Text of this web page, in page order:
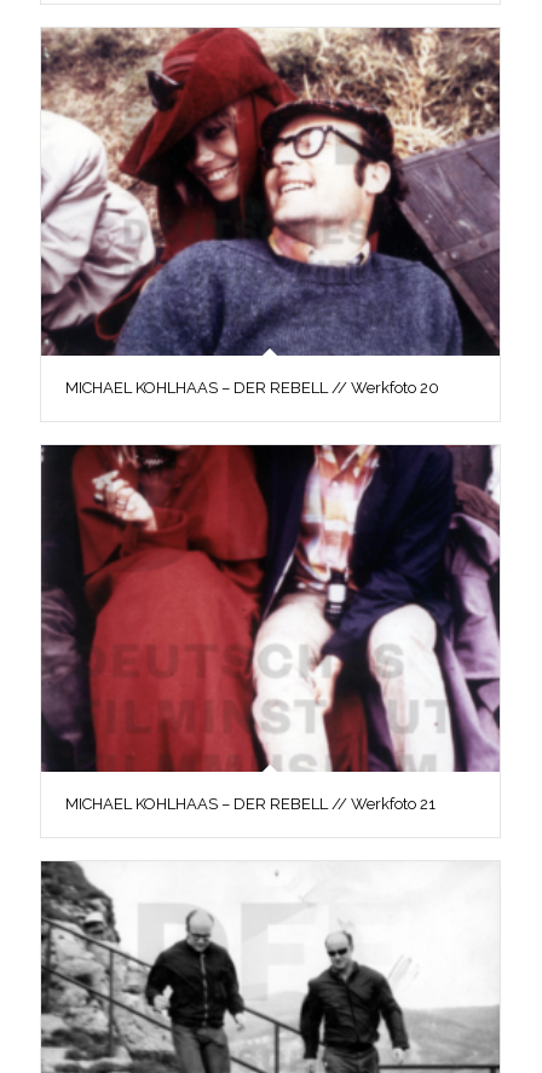
MICHAEL KOHLHAAS – DER REBELL // Werkfoto 20
MICHAEL KOHLHAAS – DER REBELL // Werkfoto 21